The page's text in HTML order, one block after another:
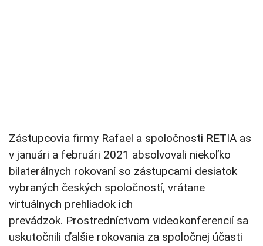
Zástupcovia firmy Rafael a spoločnosti RETIA as
v januári a februári 2021 absolvovali niekoľko
bilaterálnych rokovaní so zástupcami desiatok
vybraných českých spoločností, vrátane
virtuálnych prehliadok ich
prevádzok. Prostredníctvom videokonferencií sa
uskutočnili ďalšie rokovania za spoločnej účasti